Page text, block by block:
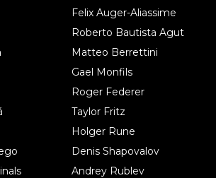
Felix Auger-Aliassime
Roberto Bautista Agut
Matteo Berrettini
Gael Monfils
Roger Federer
Taylor Fritz
Holger Rune
Denis Shapovalov
Andrey Rublev